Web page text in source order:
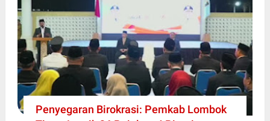
Penyegaran Birokrasi: Pemkab Lombok